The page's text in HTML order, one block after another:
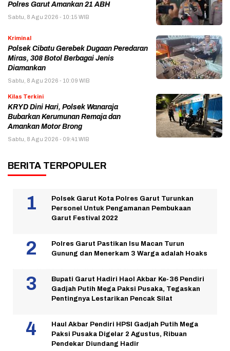
Polres Garut Amankan 21 ABH
Sabtu, 8 Agu 2026 - 10:15 WIB
Kriminal
Polsek Cibatu Gerebek Dugaan Peredaran
Miras, 308 Botol Berbagai Jenis
Diamankan
Sabtu, 8 Agu 2026 - 10:09 WIB
Kilas Terkini
KRYD Dini Hari, Polsek Wanaraja
Bubarkan Kerumunan Remaja dan
Amankan Motor Brong
Sabtu, 8 Agu 2026 - 09:41 WIB
BERITA TERPOPULER
Polsek Garut Kota Polres Garut Turunkan
Personel Untuk Pengamanan Pembukaan
Garut Festival 2022
Polres Garut Pastikan Isu Macan Turun
Gunung dan Menerkam 3 Warga adalah Hoaks
Bupati Garut Hadiri Haol Akbar Ke-36 Pendiri
Gadjah Putih Mega Paksi Pusaka, Tegaskan
Pentingnya Lestarikan Pencak Silat
Haul Akbar Pendiri HPSI Gadjah Putih Mega
Paksi Pusaka Digelar 2 Agustus, Ribuan
Pendekar Diundang Hadir